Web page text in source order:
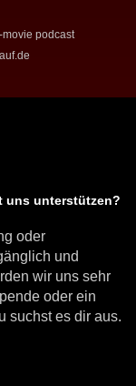
podcast
uns unterstützen?
oder
und
wir uns sehr
oder ein
suchst es dir aus.